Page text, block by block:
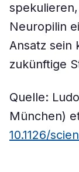
Neuropilin
Ansatz sein
zukünftige
Quelle:
München)
10.1126/